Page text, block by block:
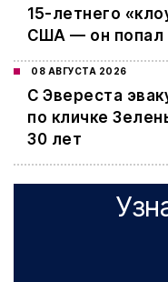
15-летнего
США — он попал
08 АВГУСТА 2026
С Эвереста
по кличке
30 лет